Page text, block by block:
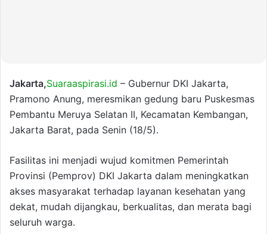
Jakarta,Suaraaspirasi.id – Gubernur DKI Jakarta,
Pramono Anung, meresmikan gedung baru Puskesmas
Pembantu Meruya Selatan II, Kecamatan Kembangan,
Jakarta Barat, pada Senin (18/5).
Fasilitas ini menjadi wujud komitmen Pemerintah
Provinsi (Pemprov) DKI Jakarta dalam meningkatkan
akses masyarakat terhadap layanan kesehatan yang
dekat, mudah dijangkau, berkualitas, dan merata bagi
seluruh warga.